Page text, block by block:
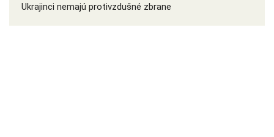
Ukrajinci nemajú protivzdušné zbrane